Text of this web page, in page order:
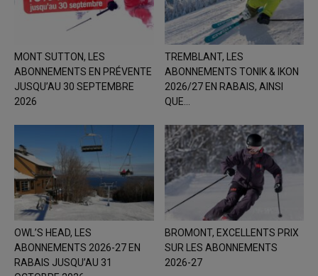
MONT SUTTON, LES
ABONNEMENTS EN PRÉVENTE
JUSQU’AU 30 SEPTEMBRE
2026
TREMBLANT, LES
ABONNEMENTS TONIK & IKON
2026/27 EN RABAIS, AINSI
QUE...
OWL’S HEAD, LES
ABONNEMENTS 2026-27 EN
RABAIS JUSQU’AU 31
BROMONT, EXCELLENTS PRIX
SUR LES ABONNEMENTS
2026-27